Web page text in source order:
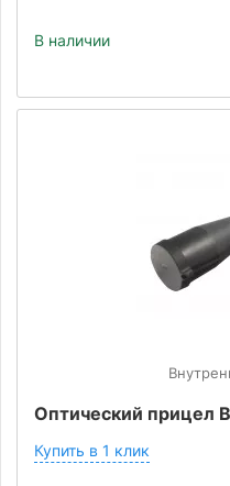
В наличии
Оптический прицел
Купить в 1 клик